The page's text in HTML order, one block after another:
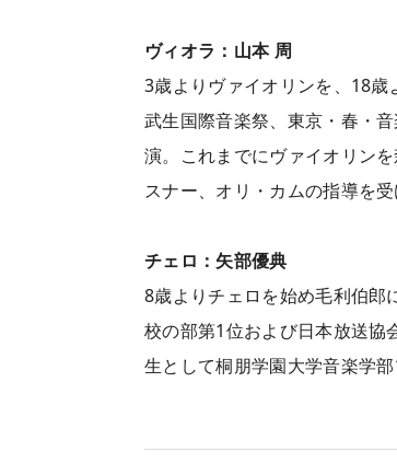
ヴィオラ：山本 周
3歳よりヴァイオリンを、18
武生国際音楽祭、東京・春・
演。これまでにヴァイオリン
スナー、オリ・カムの指導を受
チェロ：矢部優典
8歳よりチェロを始め毛利伯郎
校の部第1位および日本放送協
生として桐朋学園大学音楽学